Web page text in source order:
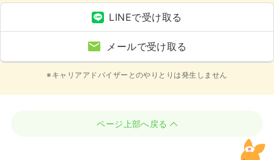
LINEで受け取る
メールで受け取る
※キャリアアドバイザーとのやりとりは発生しません
ページ上部へ戻る